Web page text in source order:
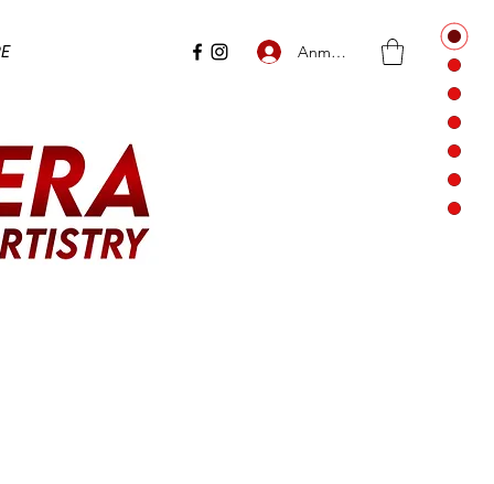
Anmelden